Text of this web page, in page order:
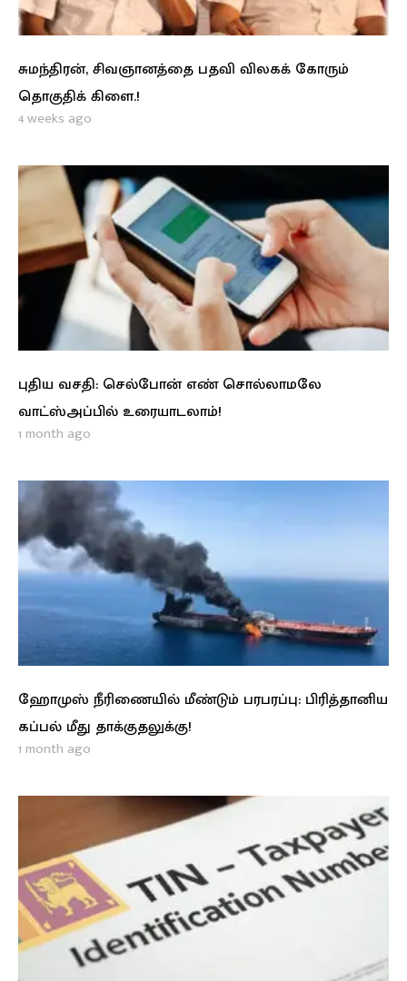
சுமந்திரன், சிவஞானத்தை பதவி விலகக் கோரும்
தொகுதிக் கிளை.!
4 weeks ago
புதிய வசதி: செல்போன் எண் சொல்லாமலே
வாட்ஸ்அப்பில் உரையாடலாம்!
1 month ago
ஹோமுஸ் நீரிணையில் மீண்டும் பரபரப்பு: பிரித்தானிய
கப்பல் மீது தாக்குதலுக்கு!
1 month ago